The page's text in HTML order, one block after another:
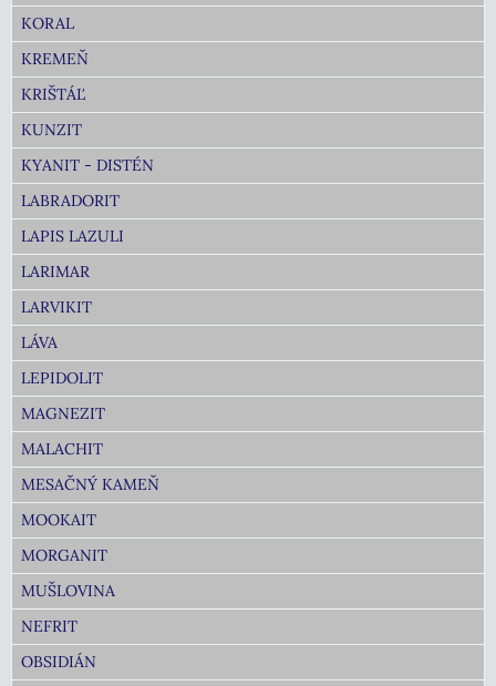
KORAL
KREMEŇ
KRIŠTÁĽ
KUNZIT
KYANIT - DISTÉN
LABRADORIT
LAPIS LAZULI
LARIMAR
LARVIKIT
LÁVA
LEPIDOLIT
MAGNEZIT
MALACHIT
MESAČNÝ KAMEŇ
MOOKAIT
MORGANIT
MUŠLOVINA
NEFRIT
OBSIDIÁN